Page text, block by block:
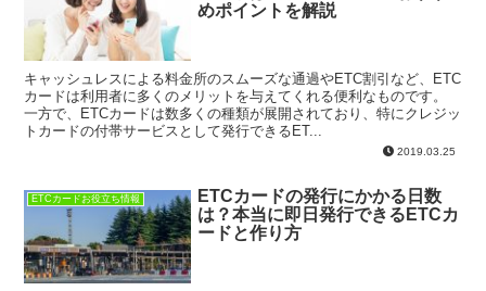
めポイントを解説
キャッシュレスによる料金所のスムーズな通過やETC割引など、ETC
カードは利用者に多くのメリットを与えてくれる便利なものです。
一方で、ETCカードは数多くの種類が展開されており、特にクレジッ
トカードの付帯サービスとして発行できるET...
2019.03.25
ETCカードお役立ち情報
ETCカードの発行にかかる日数
は？本当に即日発行できるETCカ
ードと作り方